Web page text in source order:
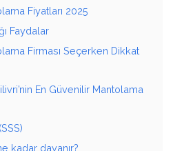
Fiyatları 2025
Faydalar
Firması Seçerken Dikkat
En Güvenilir Mantolama
kadar dayanır?